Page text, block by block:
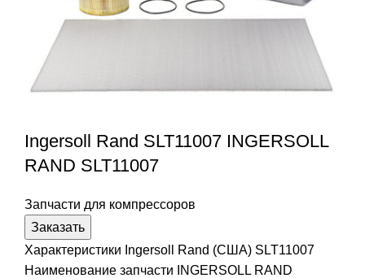
Ingersoll Rand SLT11007 INGERSOLL
RAND SLT11007
Запчасти для компрессоров
Заказать
Характеристики Ingersoll Rand (США) SLT11007
Наименование запчасти INGERSOLL RAND